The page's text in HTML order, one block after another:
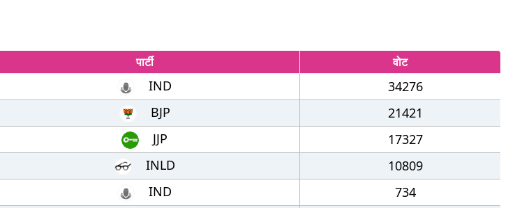
पार्टी वोट
IND
34276
BJP
21421
JJP
17327
INLD
10809
IND
734